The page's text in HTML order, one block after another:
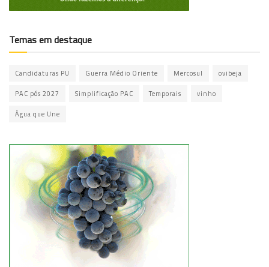
Temas em destaque
Candidaturas PU Guerra Médio Oriente Mercosul ovibeja
PAC pós 2027 Simplificação PAC Temporais vinho
Água que Une